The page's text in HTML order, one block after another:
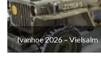
Ivanhoe 2026 – Vielsalm